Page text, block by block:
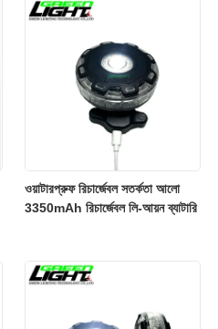
ওয়াটারপ্রুফ রিচার্জেবল সতর্কতা আলো
3350mAh রিচার্জেবল লি-আয়ন ব্যাটারি